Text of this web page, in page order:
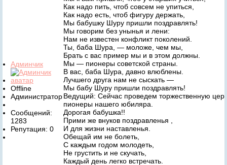
Админчик
Offline
Администратор
Сообщений:
1283
Репутация: 0
Как надо пить, чтоб совсем не упиться,
Как надо есть, чтоб фигуру держать,
Мы бабушку Шуру пришли поздравлять!
Мы говорим без унынья и лени:
Нам не известен конфликт поколений.
Ты, баба Шура, — моложе, чем мы,
Брать с вас пример мы и в этом должны.
Мы — пионеры советской страны.
В вас, баба Шура, давно влюблены.
Лучшего друга нам не сыскать —
Мы бабу Шуру пришли поздравлять!
Ведущий: Сейчас проведем торжественную
пионеры нашего юбиляра.
Дорогая бабушка!!
Прими же внуков поздравленья ,
И для жизни наставленья.
Обещай им не болеть,
С каждым годом молодеть,
Не грустить и не скучать,
Каждый день легко встречать.